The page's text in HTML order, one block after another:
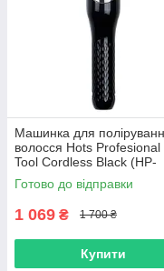
Машинка для
волосся Hots Profesional
Tool Cordless Black (HP-
RH6668-Bl)
Готово до відправки
1 069 ₴ 1 700 ₴
Купити